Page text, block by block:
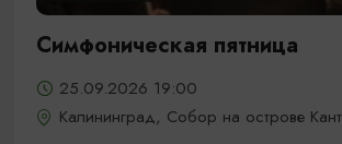
Симфоническая пятница
25.09.2026 19:00
Калининград, Собор на острове